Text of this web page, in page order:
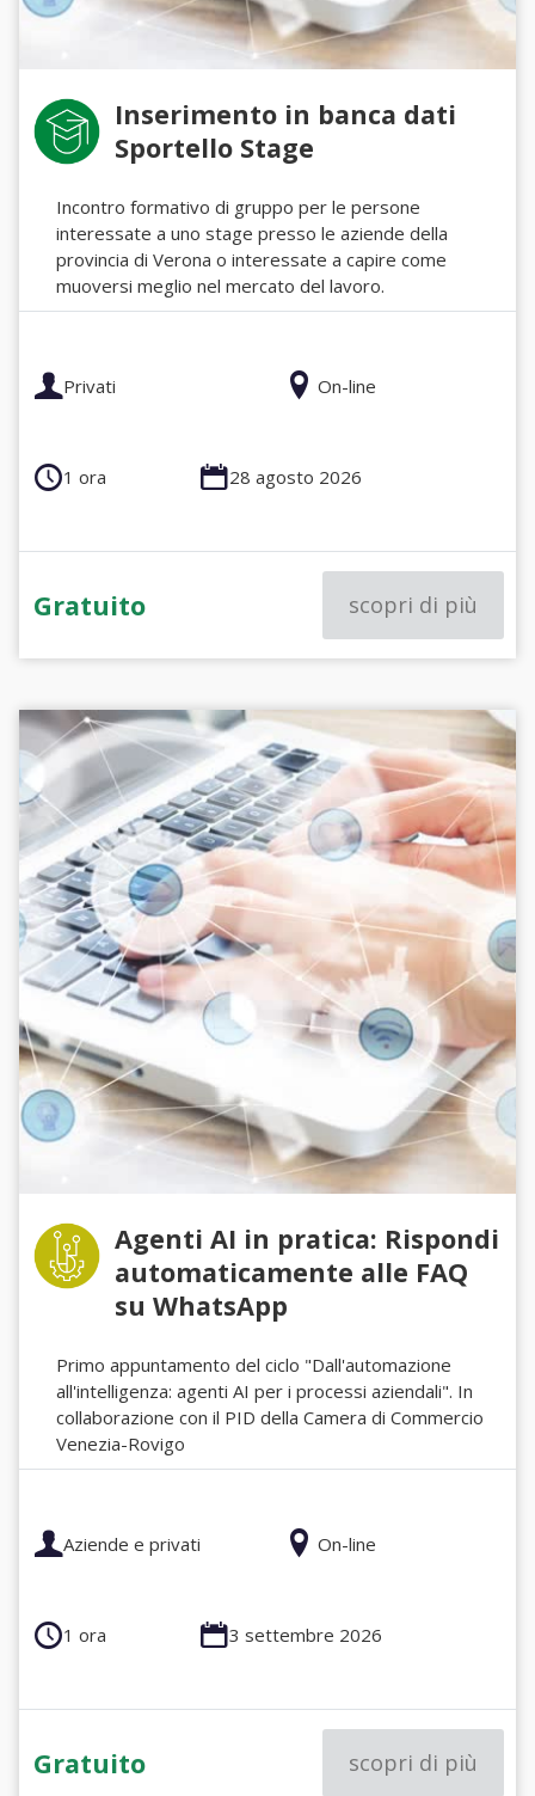
Inserimento in banca dati
Sportello Stage
Incontro formativo di gruppo per le persone
interessate a uno stage presso le aziende della
provincia di Verona o interessate a capire come
muoversi meglio nel mercato del lavoro.
Privati On-line
1 ora 28 agosto 2026
Gratuito scopri di più
Agenti AI in pratica: Rispondi
automaticamente alle FAQ
su WhatsApp
Primo appuntamento del ciclo "Dall'automazione
all'intelligenza: agenti AI per i processi aziendali". In
collaborazione con il PID della Camera di Commercio
Venezia-Rovigo
Aziende e privati On-line
1 ora 3 settembre 2026
Gratuito scopri di più